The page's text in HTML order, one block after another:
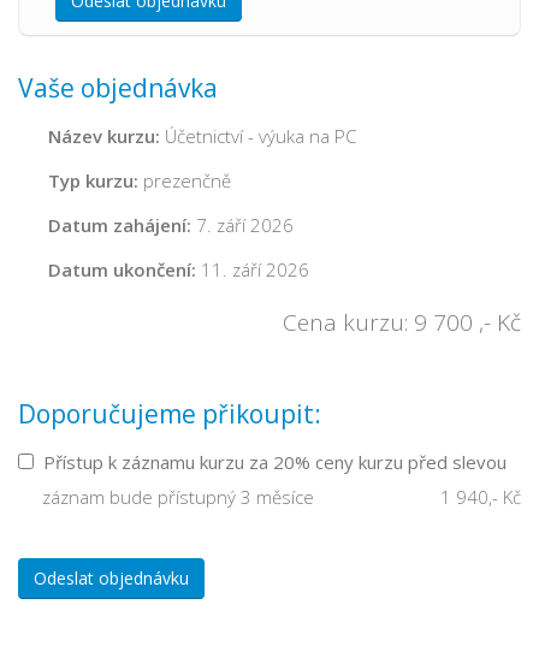
Vaše objednávka
Název kurzu: Účetnictví - výuka na PC
Typ kurzu: prezenčně
Datum zahájení: 7. září 2026
Datum ukončení: 11. září 2026
Cena kurzu: 9 700 ,- Kč
Doporučujeme přikoupit:
Přístup k záznamu kurzu za 20% ceny kurzu před slevou
1 940,- Kč
záznam bude přístupný 3 měsíce
Odeslat objednávku